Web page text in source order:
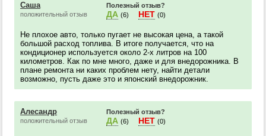
Саша
положительный отзыв
Полезный отзыв?
ДА (6) НЕТ (0)
Не плохое авто, только пугает не высокая цена, а такой
большой расход топлива. В итоге получается, что на
кондиционер используется около 2-х литров на 100
километров. Как по мне много, даже и для внедорожника. В
плане ремонта ни каких проблем нету, найти детали
возможно, пусть даже это и японский внедорожник.
Алесандр
положительный отзыв
Полезный отзыв?
ДА (6) НЕТ (0)